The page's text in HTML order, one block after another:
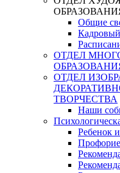
Общие
Кадровый
ОТДЕЛ
ОТДЕЛ
ТВОРЧЕСТВА
Наши
Ребенок